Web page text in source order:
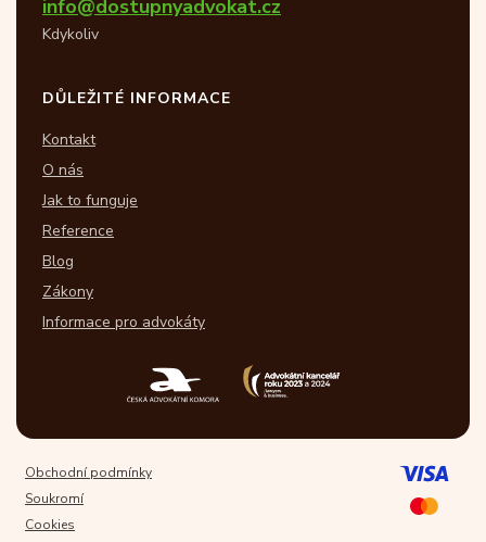
info@dostupnyadvokat.cz
Kdykoliv
DŮLEŽITÉ INFORMACE
Kontakt
O nás
Jak to funguje
Reference
Blog
Zákony
Informace pro advokáty
Obchodní podmínky
Soukromí
Cookies